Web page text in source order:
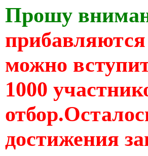
Прошу
можно
1000
достижения